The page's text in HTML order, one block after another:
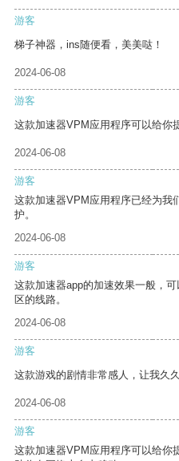
游客
梯子神器，ins随便看，美美哒！
2024-06-08
游客
这款加速器VPM应用程序可以给你
2024-06-08
游客
这款加速器VPM应用程序已经为我
护。
2024-06-08
游客
这款加速器app的加速效果一般，
区的线路。
2024-06-08
游客
这款游戏的剧情非常感人，让我久久
2024-06-08
游客
这款加速器VPM应用程序可以给你